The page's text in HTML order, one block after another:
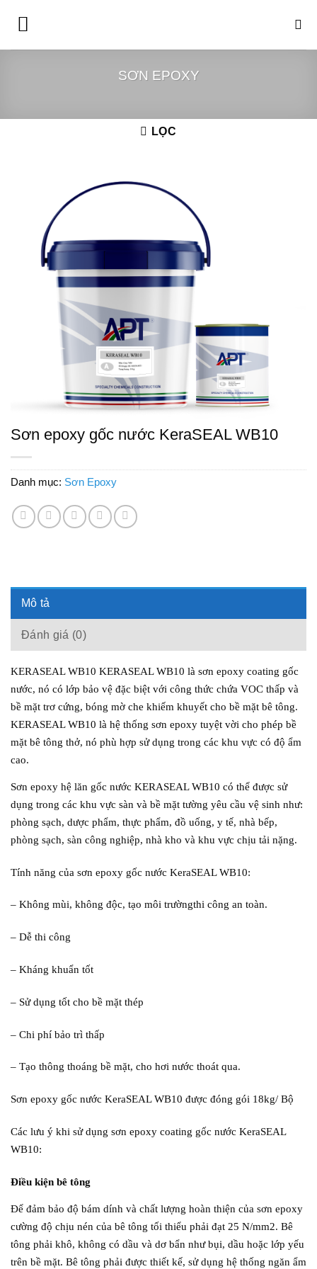
SƠN EPOXY
LỌC
Sơn epoxy gốc nước KeraSEAL WB10
Danh mục: Sơn Epoxy
Mô tả
Đánh giá (0)
KERASEAL WB10 KERASEAL WB10 là sơn epoxy coating gốc
nước, nó có lớp bảo vệ đặc biệt với công thức chứa VOC thấp và
bề mặt trơ cứng, bóng mờ che khiếm khuyết cho bề mặt bê tông.
KERASEAL WB10 là hệ thống sơn epoxy tuyệt vời cho phép bề
mặt bê tông thở, nó phù hợp sử dụng trong các khu vực có độ ẩm
cao.
Sơn epoxy hệ lăn gốc nước KERASEAL WB10 có thể được sử
dụng trong các khu vực sàn và bề mặt tường yêu cầu vệ sinh như:
phòng sạch, dược phẩm, thực phẩm, đồ uống, y tế, nhà bếp,
phòng sạch, sàn công nghiệp, nhà kho và khu vực chịu tải nặng.
Tính năng của sơn epoxy gốc nước KeraSEAL WB10:
– Không mùi, không độc, tạo môi trườngthi công an toàn.
– Dễ thi công
– Kháng khuẩn tốt
– Sử dụng tốt cho bề mặt thép
– Chi phí bảo trì thấp
– Tạo thông thoáng bề mặt, cho hơi nước thoát qua.
Sơn epoxy gốc nước KeraSEAL WB10 được đóng gói 18kg/ Bộ
Các lưu ý khi sử dụng sơn epoxy coating gốc nước KeraSEAL
WB10:
Điều kiện bê tông
Để đảm bảo độ bám dính và chất lượng hoàn thiện của sơn epoxy
cường độ chịu nén của bê tông tối thiểu phải đạt 25 N/mm2. Bê
tông phải khô, không có dầu và dơ bẩn như bụi, dầu hoặc lớp yếu
trên bề mặt. Bê tông phải được thiết kế, sử dụng hệ thống ngăn ẩm